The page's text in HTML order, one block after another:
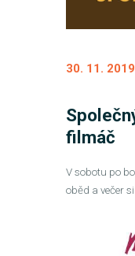
30. 11. 2019
filmáč
V sobotu po
oběd a večer